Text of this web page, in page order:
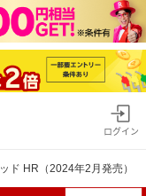
ログイン
ド HR（2024年2月発売）